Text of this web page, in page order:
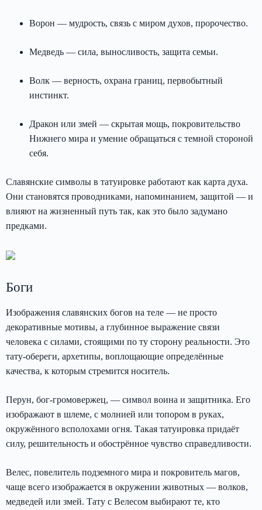
Ворон — мудрость, связь с миром духов, пророчество.
Медведь — сила, выносливость, защита семьи.
Волк — верность, охрана границ, первобытный
инстинкт.
Дракон или змей — скрытая мощь, покровительство
Нижнего мира и умение обращаться с темной стороной
себя.
Славянские символы в татуировке работают как карта духа.
Они становятся проводниками, напоминанием, защитой — и
влияют на жизненный путь так, как это было задумано
предками.
Боги
Изображения славянских богов на теле — не просто
декоративные мотивы, а глубинное выражение связи
человека с силами, стоящими по ту сторону реальности. Это
тату-обереги, архетипы, воплощающие определённые
качества, к которым стремится носитель.
Перун, бог-громовержец, — символ воина и защитника. Его
изображают в шлеме, с молнией или топором в руках,
окружённого всполохами огня. Такая татуировка придаёт
силу, решительность и обострённое чувство справедливости.
Велес, повелитель подземного мира и покровитель магов,
чаще всего изображается в окружении животных — волков,
медведей или змей. Тату с Велесом выбирают те, кто